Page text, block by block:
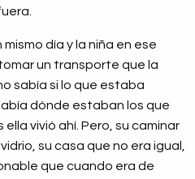
día y la niña en ese
un transporte que la
sabía si lo que estaba
dónde estaban los que
vivió ahí. Pero, su caminar
su casa que no era igual,
que cuando era de